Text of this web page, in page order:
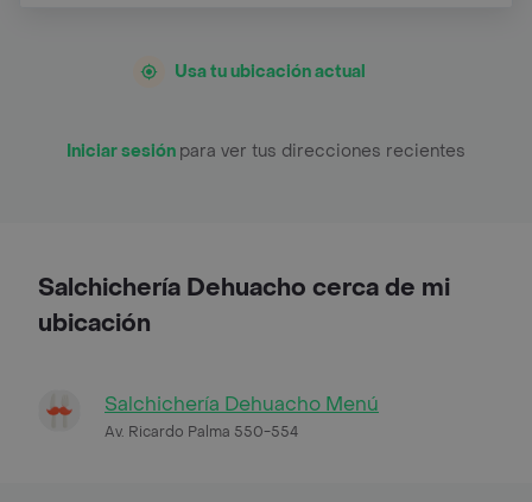
Usa tu ubicación actual
Iniciar sesión para ver tus direcciones recientes
Salchichería Dehuacho cerca de mi
ubicación
Salchichería Dehuacho Menú
Av. Ricardo Palma 550-554